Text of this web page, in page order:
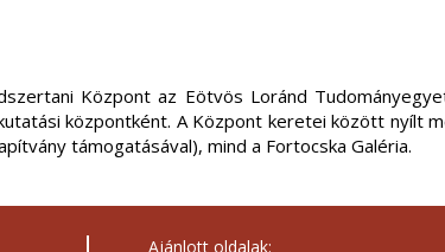
Központ az Eötvös Loránd
központként. A Központ keretei között nyílt
támogatásával), mind a Fortocska Galéria.
Ajánlott oldalak: